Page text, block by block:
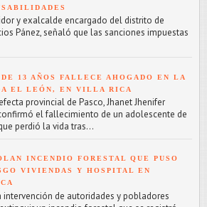
y exalcalde encargado del distrito de
Pánez, señaló que las sanciones impuestas
DE 13 AÑOS FALLECE AHOGADO EN LA
EL LEÓN, EN VILLA RICA
provincial de Pasco, Jhanet Jhenifer
el fallecimiento de un adolescente de
perdió la vida tras...
INCENDIO FORESTAL QUE PUSO
VIVIENDAS Y HOSPITAL EN
intervención de autoridades y pobladores